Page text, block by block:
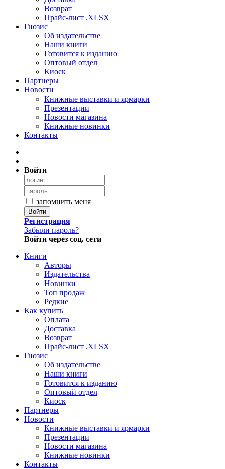
Возврат
Прайс-лист .XLSX
Гнозис
Об издательстве
Наши книги
Готовится к изданию
Оптовый отдел
Киоск
Партнеры
Новости
Книжные выставки и ярмарки
Презентации
Новости магазина
Книжные новинки
Контакты
Войти
запомнить меня
Войти
Регистрация
Забыли пароль?
Войти через соц. сети
Книги
Авторы
Издательства
Новинки
Топ продаж
Редкие
Как купить
Оплата
Доставка
Возврат
Прайс-лист .XLSX
Гнозис
Об издательстве
Наши книги
Готовится к изданию
Оптовый отдел
Киоск
Партнеры
Новости
Книжные выставки и ярмарки
Презентации
Новости магазина
Книжные новинки
Контакты